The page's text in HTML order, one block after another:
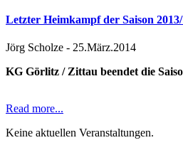
Letzter Heimkampf der Saison
Jörg Scholze - 25.März.2014
KG Görlitz / Zittau beendet die
Read more...
Keine aktuellen Veranstaltungen.